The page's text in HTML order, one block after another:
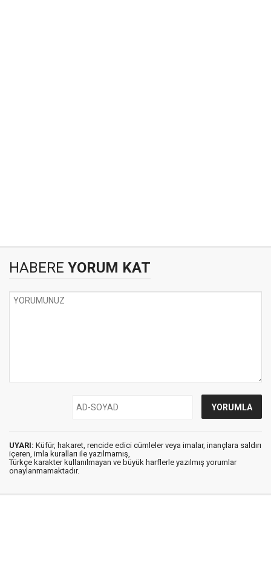
HABERE YORUM KAT
UYARI: Küfür, hakaret, rencide edici cümleler veya imalar, inançlara saldırı
içeren, imla kuralları ile yazılmamış,
Türkçe karakter kullanılmayan ve büyük harflerle yazılmış yorumlar
onaylanmamaktadır.